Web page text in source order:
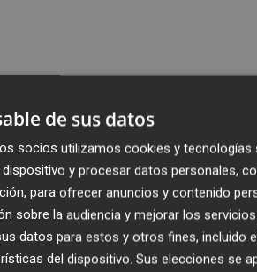
de sus datos
socios utilizamos cookies y tecnologías
y procesar datos personales,
para ofrecer anuncios y contenido
sobre la audiencia y mejorar los servicios.
datos para estos y otros fines, incluido
del dispositivo. Sus elecciones se